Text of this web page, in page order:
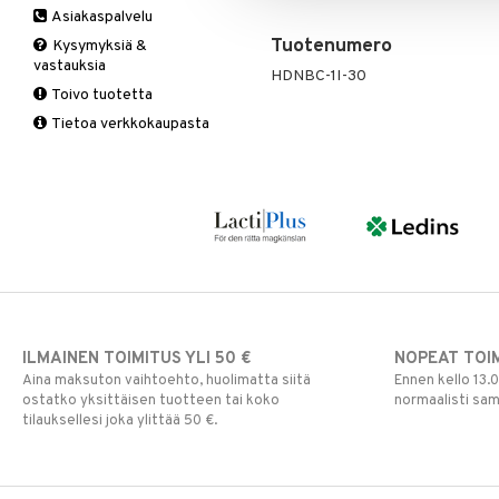
Tuotenumero
HDNBC-1I-30
Ruuansulatus
Suolisto
Muut
Valkosipuli
Yskään
B-vitamiinit
C-vitamiinit
Miehet
Multimineraalit
Muut
Q-10
Schizandra
Suorituskyky
Asiakaspalvelu
Kysymyksiä &
vastauksia
Toivo tuotetta
Tietoa verkkokaupasta
ILMAINEN TOIMITUS YLI 50 €
Aina maksuton vaihtoehto, huolimatta siitä
ostatko yksittäisen tuotteen tai koko
tilauksellesi joka ylittää 50 €.
NOPEAT
Ennen kello
normaalisti